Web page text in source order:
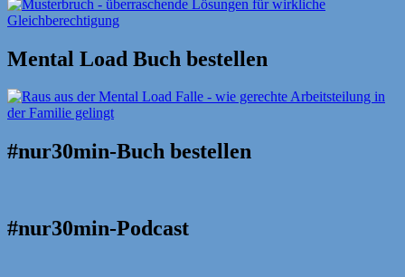
Mental Load Buch bestellen
#nur30min-Buch bestellen
#nur30min-Podcast